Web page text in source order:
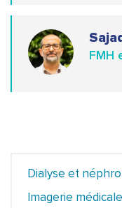
FMH
Dialyse et
Imagerie médicale